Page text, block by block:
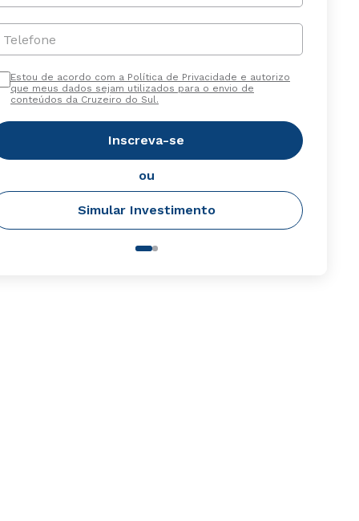
Telefone
Estou de acordo com a Política de Privacidade e autorizo
que meus dados sejam utilizados para o envio de
conteúdos da Cruzeiro do Sul.
Inscreva-se
ou
Simular Investimento